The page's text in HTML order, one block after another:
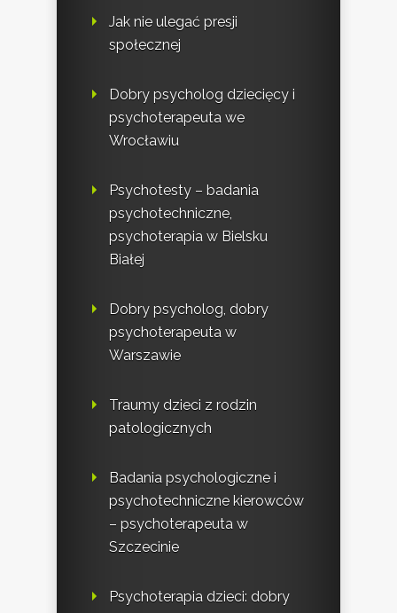
Jak nie ulegać presji
społecznej
Dobry psycholog dziecięcy i
psychoterapeuta we
Wrocławiu
Psychotesty – badania
psychotechniczne,
psychoterapia w Bielsku
Białej
Dobry psycholog, dobry
psychoterapeuta w
Warszawie
Traumy dzieci z rodzin
patologicznych
Badania psychologiczne i
psychotechniczne kierowców
– psychoterapeuta w
Szczecinie
Psychoterapia dzieci: dobry